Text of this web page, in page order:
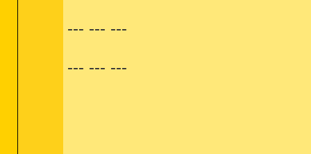
--- --- ---
--- --- ---